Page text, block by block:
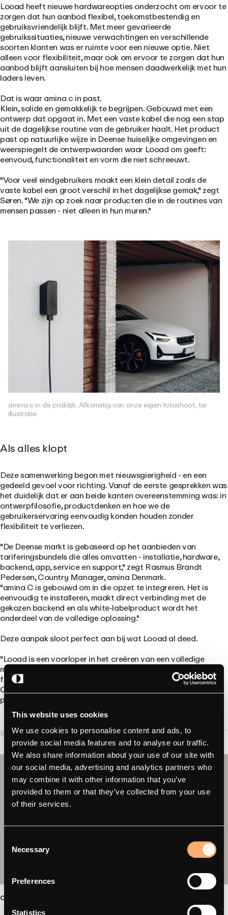
This website uses cookies
We use cookies to personalise content and ads, to
provide social media features and to analyse our traffic.
We also share information about your use of our site with
our social media, advertising and analytics partners who
may combine it with other information that you’ve
provided to them or that they’ve collected from your use
of their services.
Selection
Necessary
Preferences
Statistics
Looad heeft nieuwe hardwareopties onderzocht om ervoor te
zorgen dat hun aanbod flexibel, toekomstbestendig en
gebruiksvriendelijk blijft.Met meer gevarieerde
gebruikssituaties, nieuwe verwachtingen en verschillende
soorten klanten was er ruimte voor een nieuwe optie. Niet
alleen voor flexibiliteit, maar ook om ervoor te zorgen dat hun
aanbod blijft aansluiten bij hoe mensen daadwerkelijk met hun
laders leven.
Dat is waar amina c in past.
Klein, solide en gemakkelijk te begrijpen.Gebouwd met een
ontwerp dat opgaat in. Met een vaste kabel die nog een stap
uit de dagelijkse routine van de gebruiker haalt.Het product
past op natuurlijke wijze in Deense huiselijke omgevingen en
weerspiegelt de ontwerpwaarden waar Looad om geeft:
eenvoud, functionaliteit en vorm die niet schreeuwt.
"Voor veel eindgebruikers maakt een klein detail zoals de
vaste kabel een groot verschil in het dagelijkse gemak," zegt
Søren. "We zijn op zoek naar producten die in de routines van
mensen passen - niet alleen in hun muren."
amina c in de praktijk. Afkomstig van onze eigen fotoshoot, ter
illustratie.
Als alles klopt
Deze samenwerking begon met nieuwsgierigheid - en een
gedeeld gevoel voor richting. Vanaf de eerste gesprekken was
het duidelijk dat er aan beide kanten overeenstemming was: in
ontwerpfilosofie, productdenken en hoe we de
gebruikerservaring eenvoudig konden houden zonder
flexibiliteit te verliezen.
"De Deense markt is gebaseerd op het aanbieden van
tariferingsbundels die alles omvatten - installatie, hardware,
backend, app, service en support," zegt Rasmus Brandt
Pedersen, Country Manager, amina Denmark.
"amina C is gebouwd om in die opzet te integreren. Het is
eenvoudig te installeren, maakt direct verbinding met de
gekozen backend en als white-labelproduct wordt het
onderdeel van de volledige oplossing."
Deze aanpak sloot perfect aan bij wat Looad al deed.
"Looad is een voorloper in het creëren van een volledige
merkervaring voor de eindgebruiker," voegt Rasmus toe. "De
focus van amina op het leveren van geweldige hardware aan
CPO's - en de focus van Looad op de klant - maakt het een
perfecte match."
Kijk waarom het past
amina C / C2